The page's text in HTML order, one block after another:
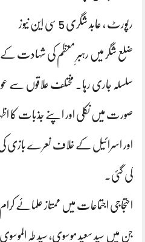
رپورٹ ، عابد شگری 5 سی این نیوز
ضلع شگر میں رہبرِ معظم کی شہادت
سلسلہ جاری رہا۔ مختلف علاقوں سے
صورت میں نکلی اور اپنے جذبات کا
اور اسرائیل کے خلاف نعرے بازی
کی گئی۔
احتجاجی اجتماعات میں ممتاز علمائے
جن میں سید سعید موسوی، سید طہ